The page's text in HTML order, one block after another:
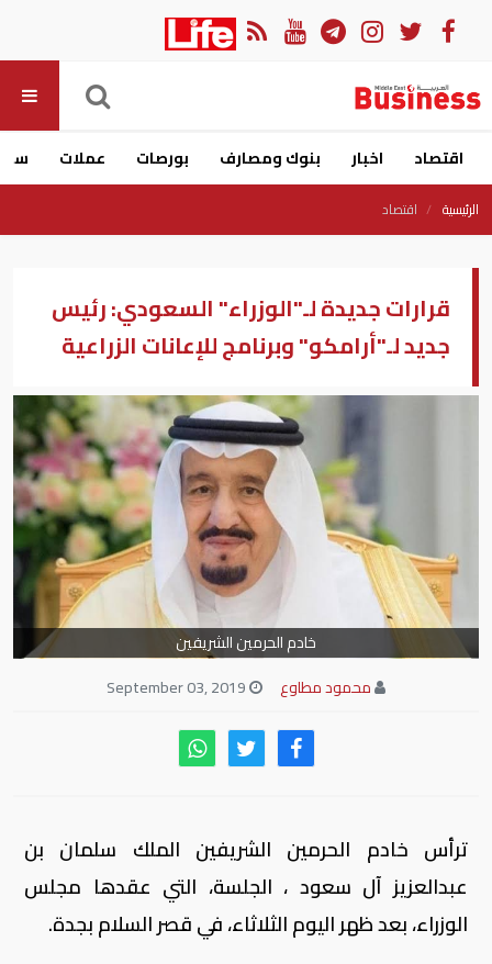
اقتصاد اخبار بنوك ومصارف بورصات عملات
الرئيسية اقتصاد
قرارات جديدة لـ"الوزراء" السعودي: رئيس
جديد لـ"أرامكو" وبرنامج للإعانات الزراعية
خادم الحرمين الشريفين
محمود مطاوع
ترأس خادم الحرمين الشريفين الملك سلمان بن
عبدالعزيز آل سعود ، الجلسة، التي عقدها مجلس
الوزراء، بعد ظهر اليوم الثلاثاء، في قصر السلام بجدة.